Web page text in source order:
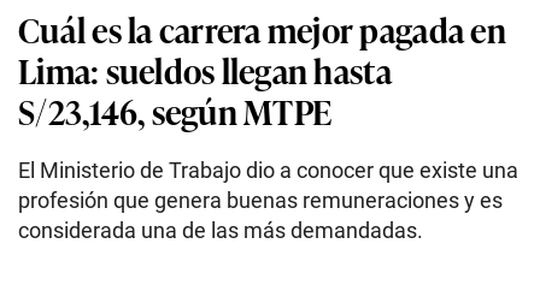
Cuál es la carrera mejor pagada en
Lima: sueldos llegan hasta
S/23,146, según MTPE
El Ministerio de Trabajo dio a conocer que existe una
profesión que genera buenas remuneraciones y es
considerada una de las más demandadas.